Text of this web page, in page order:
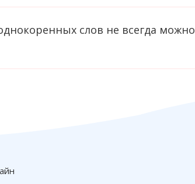
слов не всегда можно